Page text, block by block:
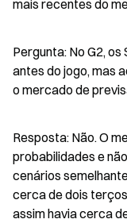
mais recentes do
Pergunta: No G2,
antes do jogo, mas
o mercado de
Resposta: Não. O
probabilidades e
cenários
cerca de dois
assim havia cerca